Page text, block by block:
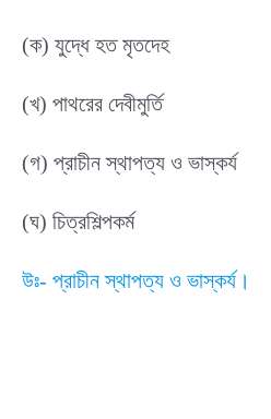
(ক) যুদ্ধে হত মৃতদেহ
(খ) পাথরের দেবীমুর্তি
(গ) প্রাচীন স্থাপত্য ও ভাস্কর্য
(ঘ) চিত্রশিল্পকর্ম
উঃ- প্রাচীন স্থাপত্য ও ভাস্কর্য।